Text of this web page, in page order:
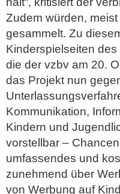
Zudem würden,
gesammelt. Zu
Kinderspielseiten des
die der vzbv am 20.
das Projekt nun
Kommunikation,
Kindern und
vorstellbar –
umfassendes und
zunehmend über
von Werbung auf